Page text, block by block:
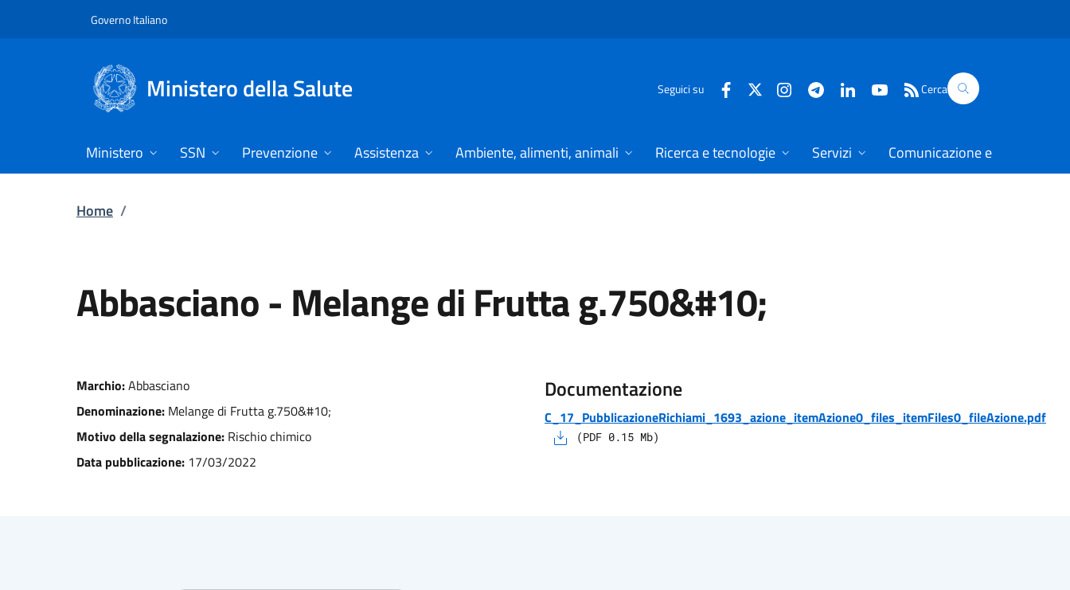
Governo Italiano
Ministero della Salute Seguici su Cerca
Ministero SSN Prevenzione Assistenza Ambiente, alimenti, animali Ricerca e tecnologie Servizi Comunicazione e dati
Home /
Abbasciano- Melange di Frutta g.750&#10;
Marchio:Abbasciano
Denominazione: Melange di Frutta g.750&#10;
Motivo della segnalazione: Rischio chimico
Data pubblicazione: 17/03/2022
Documentazione
C_17_PubblicazioneRichiami_1693_azione_itemAzione0_files_itemFiles0_fileAzione.pdf
(PDF 0.15 Mb)